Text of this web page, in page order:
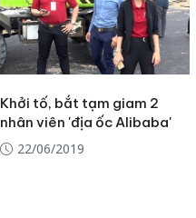
Khởi tố, bắt tạm giam 2
nhân viên 'địa ốc Alibaba'
22/06/2019